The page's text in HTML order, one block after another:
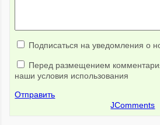
Подписаться на уведомления о
Перед размещением
наши условия использования
Отправить
JComments